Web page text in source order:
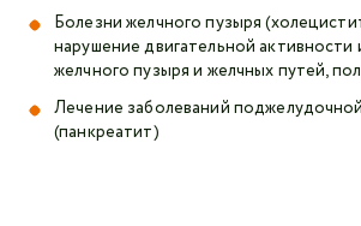
Болезни желчного пузыря
нарушение двигательной
желчного пузыря и желчных путей,
Лечение заболеваний
(панкреатит)